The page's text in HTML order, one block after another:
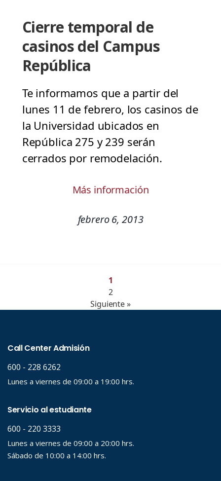
Cierre temporal de
casinos del Campus
República
Te informamos que a partir del
lunes 11 de febrero, los casinos de
la Universidad ubicados en
República 275 y 239 serán
cerrados por remodelación.
Más información
febrero 6, 2013
1
2
Siguiente »